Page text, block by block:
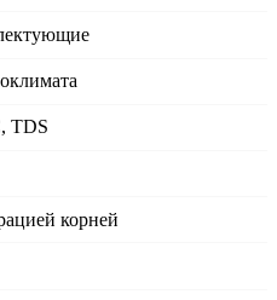
TDS
корней